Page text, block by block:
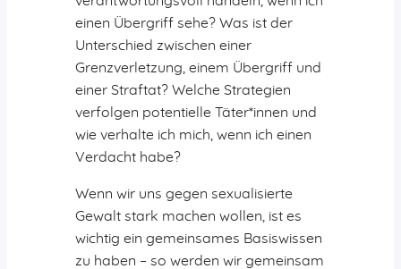
Aktiv gegen Missbrauch
Geistreich
Podcast-Tipps
Radioandachten
Aktuelles
Neuigkeiten
Vermietungen
Gemeindehaus
einen Übergriff sehe? Was ist der
Unterschied zwischen einer
Grenzverletzung, einem Übergriff und
einer Straftat? Welche Strategien
verfolgen potentielle Täter*innen und
wie verhalte ich mich, wenn ich einen
Verdacht habe?
Wenn wir uns gegen sexualisierte
Gewalt stark machen wollen, ist es
wichtig ein gemeinsames Basiswissen
zu haben – so werden wir gemeinsam